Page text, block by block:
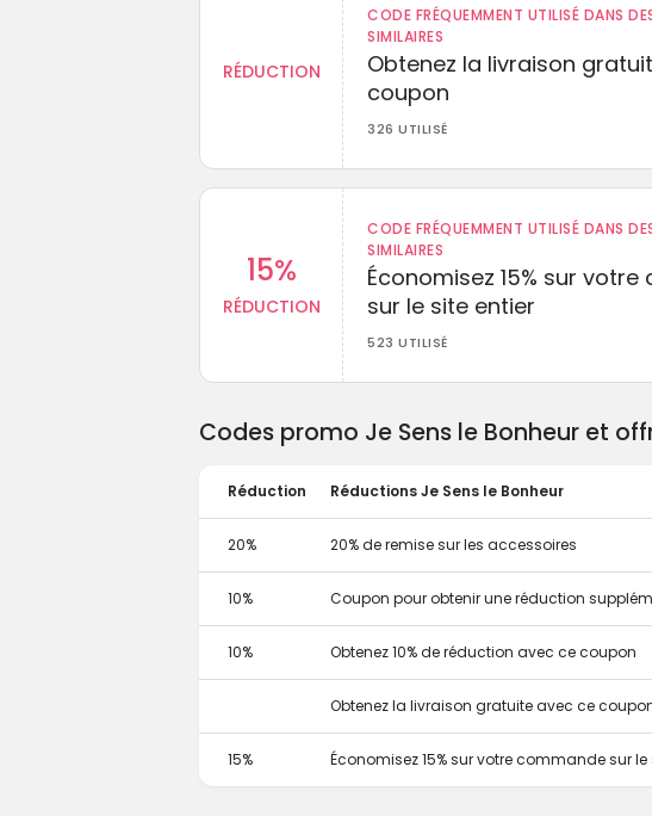
RÉDUCTION
CODE FRÉQUEMMENT UTILISÉ DANS
SIMILAIRES
Obtenez la livraison
coupon
326 UTILISÉ
15%
RÉDUCTION
CODE FRÉQUEMMENT UTILISÉ DANS
SIMILAIRES
Économisez 15% sur
sur le site entier
523 UTILISÉ
Codes promo Je Sens le Bonheur et
Réduction Réductions Je Sens le Bonheur
20% 20% de remise sur les accessoires
10% Coupon pour obtenir une réduction
10% Obtenez 10% de réduction avec ce coupon
Obtenez la livraison gratuite avec ce
15% Économisez 15% sur votre commande sur le